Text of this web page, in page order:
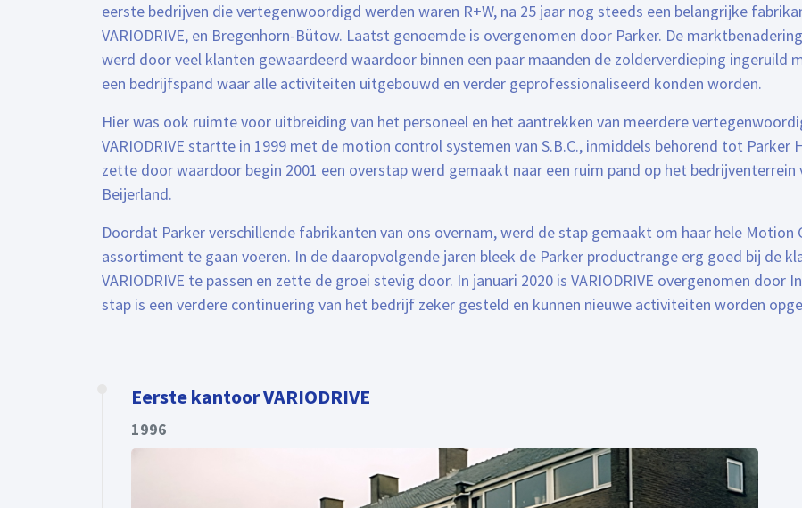
eerste bedrijven die vertegenwoordigd werden waren R+W, na 25 jaar nog steeds een belangrijke
VARIODRIVE, en Bregenhorn-Bütow. Laatst genoemde is overgenomen door Parker. De marktbenadering
werd door veel klanten gewaardeerd waardoor binnen een paar maanden de zolderverdieping ingeruild
een bedrijfspand waar alle activiteiten uitgebouwd en verder geprofessionaliseerd konden worden.
Hier was ook ruimte voor uitbreiding van het personeel en het aantrekken van meerdere
VARIODRIVE startte in 1999 met de motion control systemen van S.B.C., inmiddels behorend tot Parker
zette door waardoor begin 2001 een overstap werd gemaakt naar een ruim pand op het bedrijventerrein
Beijerland.
Doordat Parker verschillende fabrikanten van ons overnam, werd de stap gemaakt om haar hele Motion
assortiment te gaan voeren. In de daaropvolgende jaren bleek de Parker productrange erg goed bij de
VARIODRIVE te passen en zette de groei stevig door. In januari 2020 is VARIODRIVE overgenomen door
stap is een verdere continuering van het bedrijf zeker gesteld en kunnen nieuwe activiteiten worden
Eerste kantoor VARIODRIVE
1996